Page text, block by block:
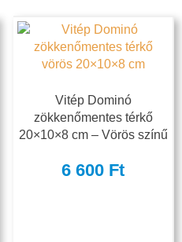
Vitép Dominó
zökkenőmentes térkő
20×10×8 cm – Vörös színű
6 600 Ft